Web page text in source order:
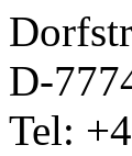
D-
Tel: